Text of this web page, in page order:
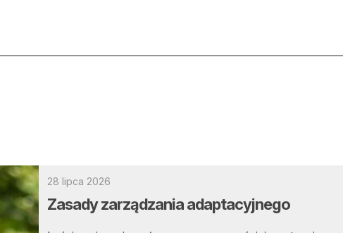
do lasu
drwala
Archiwum
28 lipca 2026
Zasady zarządzania adaptacyjnego